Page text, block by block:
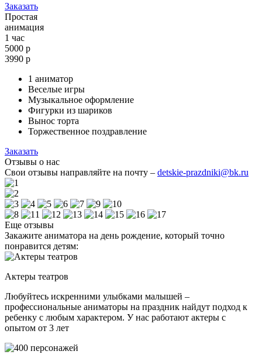
Заказать
Простая
анимация
1 час
5000 р
3990 р
1 аниматор
Веселые игры
Музыкальное оформление
Фигурки из шариков
Вынос торта
Торжественное поздравление
Заказать
Отзывы о нас
Свои отзывы направляйте на почту – detskie-prazdniki@bk.ru
Еще отзывы
Закажите аниматора на день рождение, который точно
понравится детям:
Актеры театров
Любуйтесь искренними улыбками малышей –
профессиональные аниматоры на праздник найдут подход к
ребенку с любым характером. У нас работают актеры с
опытом от 3 лет